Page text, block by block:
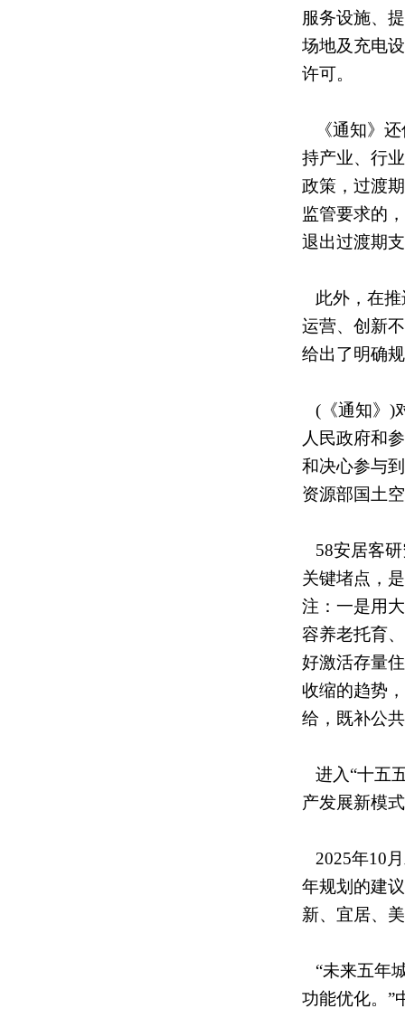
服务设施、
场地及充电
许可。
《通知》还
持产业、行
政策，过渡
监管要求的
退出过渡期
此外，在推
运营、创新
给出了明确
(《通知》)
人民政府和
和决心参与
资源部国土
58安居客研
关键堵点，
注：一是用
容养老托育
好激活存量
收缩的趋势
给，既补公
进入“十五
产发展新模
2025年10
年规划的建
新、宜居、
“未来五年
功能优化。”